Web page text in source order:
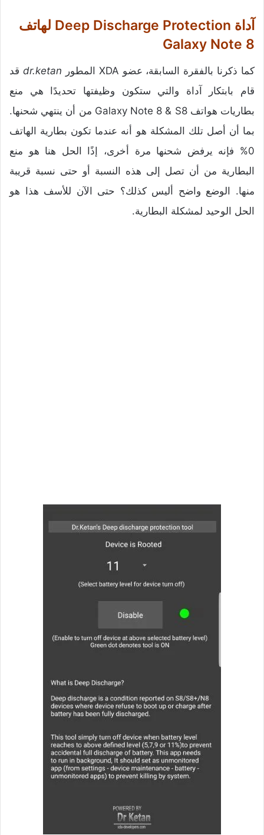
آداة Deep Discharge Protection لهاتف
Galaxy Note 8
كما ذكرنا بالفقرة السابقة، عضو XDA المطور dr.ketan قد
قام بابتكار آداة والتي ستكون وظيفتها تحديدًا هي منع
بطاريات هواتف Galaxy Note 8 & S8 من أن ينتهي شحنها.
بما أن أصل تلك المشكلة هو أنه عندما تكون بطارية الهاتف
0% فإنه يرفض شحنها مرة أخرى، إذًا الحل هنا هو منع
البطارية من أن تصل إلى هذه النسبة أو حتى نسبة قريبة
منها. الوضع واضح أليس كذلك؟ حتى الآن للأسف هذا هو
الحل الوحيد لمشكلة البطارية.